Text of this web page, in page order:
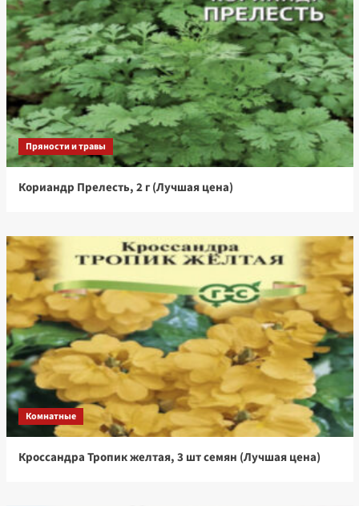
Пряности и травы
Кориандр Прелесть, 2 г (Лучшая цена)
Комнатные
Кроссандра Тропик желтая, 3 шт семян (Лучшая цена)